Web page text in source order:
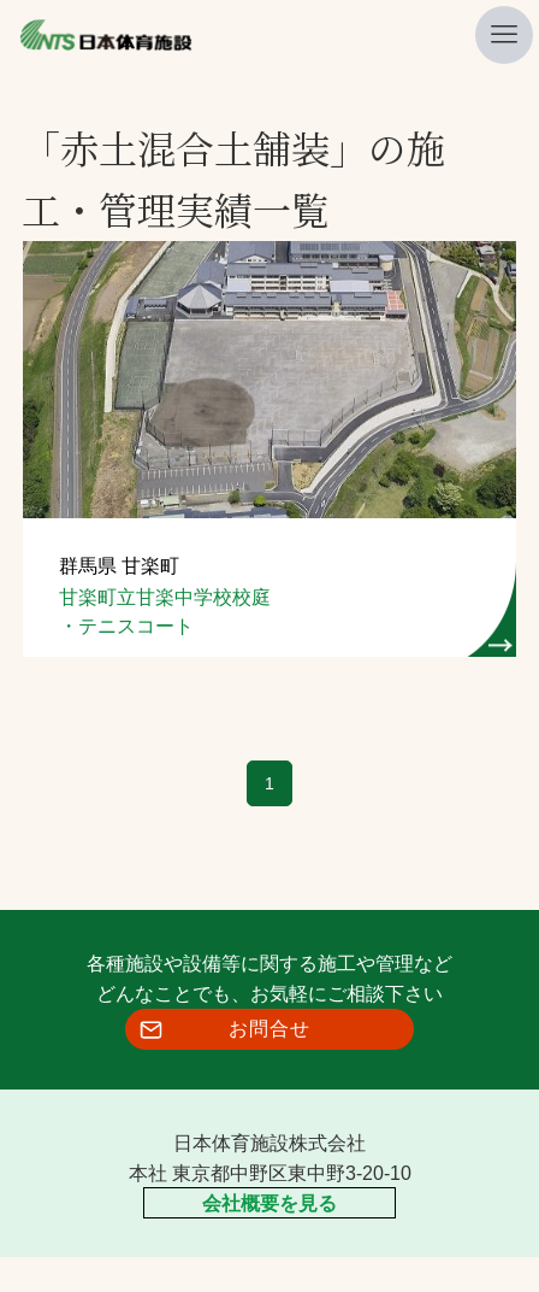
ニュース
プレスリリース
レポート
製品・サービス一覧
施工・管理実績一覧
会社概要
採用情報
検索
お問合せ
お取引先の皆様へ
「赤土混合土舗装」の施
工・管理実績一覧
群馬県 甘楽町
甘楽町立甘楽中学校校庭
・テニスコート
1
各種施設や設備等に関する施工や管理など
どんなことでも、お気軽にご相談下さい
お問合せ
日本体育施設株式会社
本社 東京都中野区東中野3-20-10
会社概要を見る